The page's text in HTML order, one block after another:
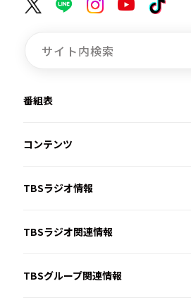
番組表
コンテンツ
TBSラジオ情報
TBSラジオ関連情報
TBSグループ関連情報